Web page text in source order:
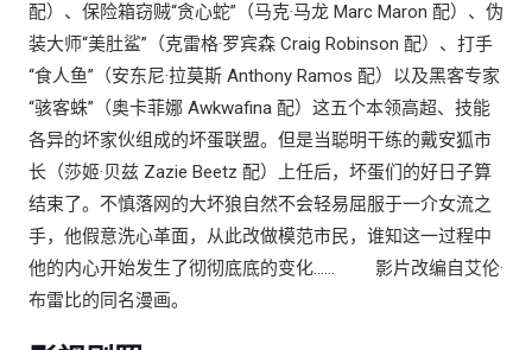
配）、保险箱窃贼“贪心蛇”（马克·马龙 Marc Maron 配）、伪
装大师“美肚鲨”（克雷格·罗宾森 Craig Robinson 配）、打手
“食人鱼”（安东尼·拉莫斯 Anthony Ramos 配）以及黑客专家
“骇客蛛”（奥卡菲娜 Awkwafina 配）这五个本领高超、技能
各异的坏家伙组成的坏蛋联盟。但是当聪明干练的戴安狐市
长（莎姬·贝兹 Zazie Beetz 配）上任后，坏蛋们的好日子算
结束了。不慎落网的大坏狼自然不会轻易屈服于一介女流之
手，他假意洗心革面，从此改做模范市民，谁知这一过程中
他的内心开始发生了彻彻底底的变化…… 影片改编自艾伦·
布雷比的同名漫画。